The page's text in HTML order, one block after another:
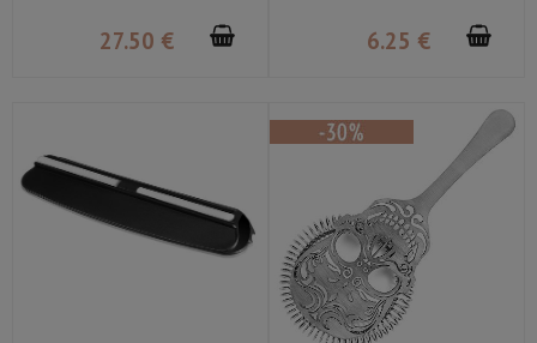
27.50 € 6.25 €